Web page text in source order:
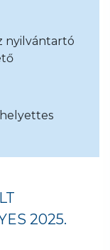
nyilvántartó
2025.